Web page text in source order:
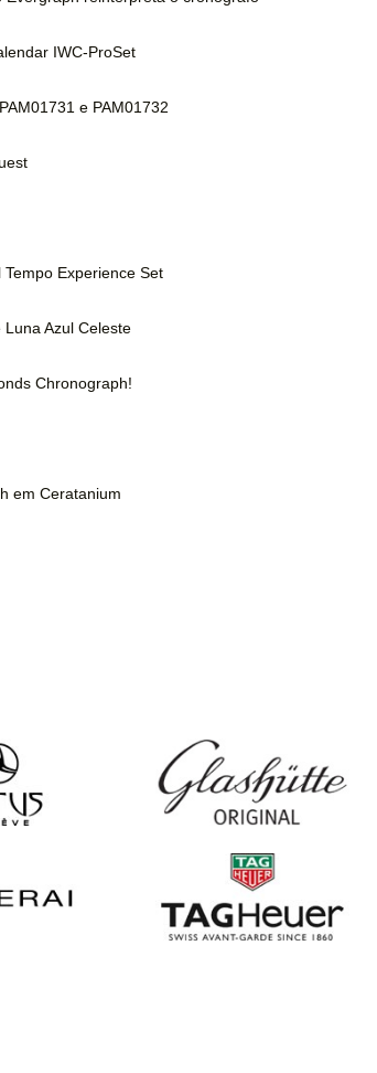
IWC-ProSet
e PAM01732
Experience Set
Azul Celeste
Chronograph!
em Ceratanium